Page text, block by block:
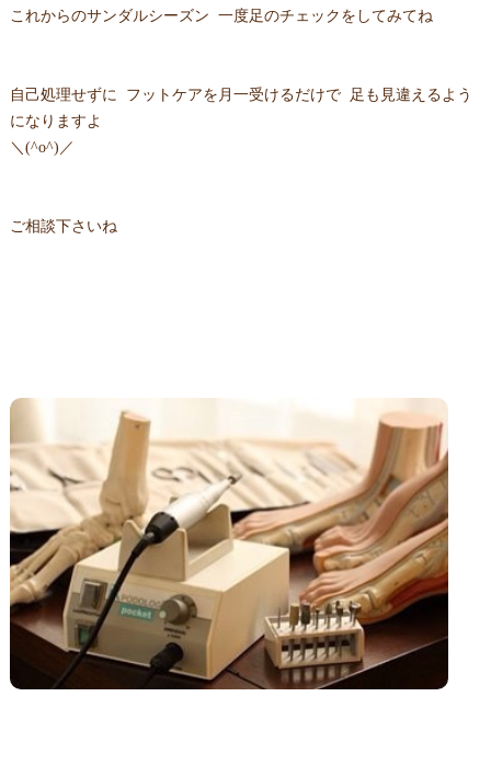
これからのサンダルシーズン 一度足のチェックをしてみてね
自己処理せずに フットケアを月一受けるだけで 足も見違えるよう
になりますよ
＼(^o^)／
ご相談下さいね